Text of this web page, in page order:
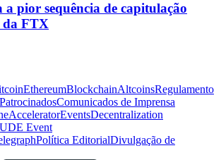
pior sequência de capitulação
da FTX
EthereumBlockchainAltcoinsRegulamento
Comunicados de Imprensa
AcceleratorEventsDecentralization
Event
Política EditorialDivulgação de